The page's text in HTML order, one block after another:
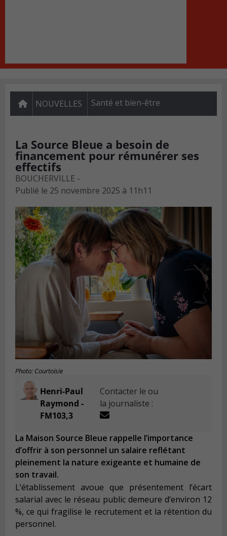
NOUVELLES Santé et bien-être
La Source Bleue a besoin de
financement pour rémunérer ses
effectifs
BOUCHERVILLE -
Publié le 25 novembre 2025 à 11h11
Photo: Courtoisie
Henri-Paul
Raymond -
FM103,3
Contacter le ou
la journaliste :
La Maison Source Bleue rappelle l’importance
d’offrir à son personnel un salaire reflétant
pleinement la nature exigeante et humaine de
son travail.
L’établissement avoue que présentement l’écart
salarial avec le réseau public demeure d’environ 12
%, ce qui fragilise le recrutement et la rétention du
personnel.